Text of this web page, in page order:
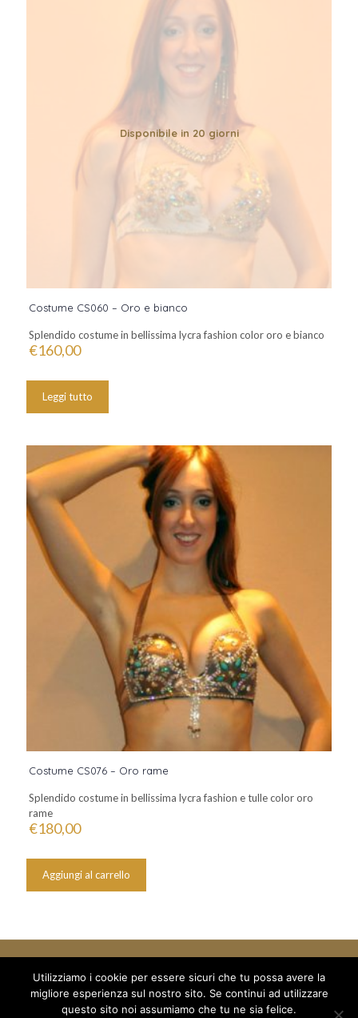
Disponibile in 20 giorni
Costume CS060 – Oro e bianco
Splendido costume in bellissima lycra fashion color oro e bianco
€160,00
Leggi tutto
Costume CS076 – Oro rame
Splendido costume in bellissima lycra fashion e tulle color oro
rame
€180,00
Aggiungi al carrello
© 2018 Mille e un Sogno di Boboc Ramona Oana - via Arduino 5
Utilizziamo i cookie per essere sicuri che tu possa avere la
migliore esperienza sul nostro sito. Se continui ad utilizzare
questo sito noi assumiamo che tu ne sia felice.